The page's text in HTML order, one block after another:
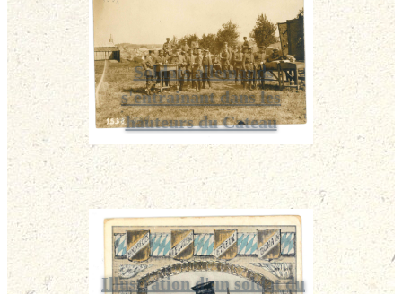
Soldats allemands
s'entrainant dans les
hauteurs du Cateau
Illustration d'un soldat du